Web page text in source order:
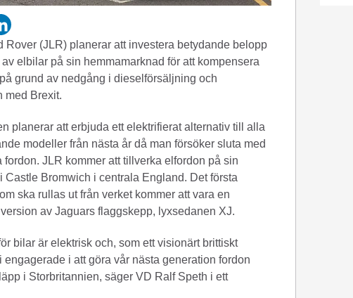
Rover (JLR) planerar att investera betydande belopp
elbilar på sin hemmamarknad för att kompensera
grund av nedgång i dieselförsäljning och
med Brexit.
planerar att erbjuda ett elektrifierat alternativ till alla
modeller från nästa år då man försöker sluta med
fordon. JLR kommer att tillverka elfordon på sin
Castle Bromwich i centrala England. Det första
ska rullas ut från verket kommer att vara en
av Jaguars flaggskepp, lyxsedanen XJ.
bilar är elektrisk och, som ett visionärt brittiskt
engagerade i att göra vår nästa generation fordon
i Storbritannien, säger VD Ralf Speth i ett